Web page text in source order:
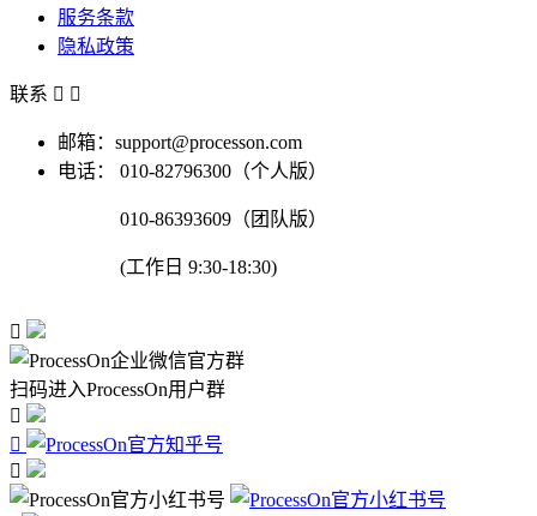
服务条款
隐私政策
联系  
邮箱：support@processon.com
电话：
010-82796300（个人版）
010-86393609（团队版）
(工作日 9:30-18:30)

扫码进入ProcessOn用户群


